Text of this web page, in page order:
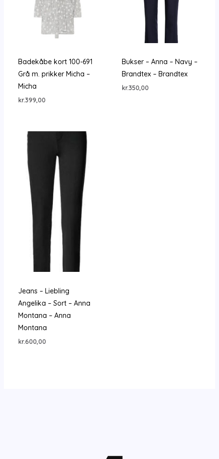
Badekåbe kort 100-691
Grå m. prikker Micha –
Micha
kr.399,00
Bukser – Anna – Navy –
Brandtex – Brandtex
kr.350,00
Jeans – Liebling
Angelika – Sort – Anna
Montana – Anna
Montana
kr.600,00